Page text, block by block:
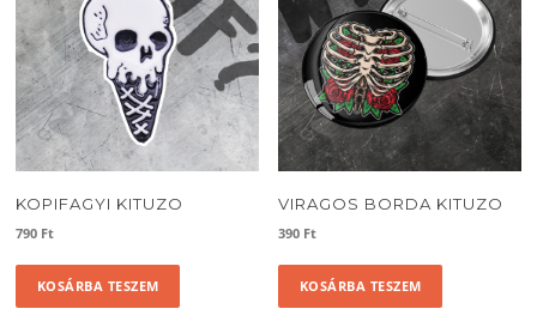
KOPIFAGYI KITUZO
790 Ft
KOSÁRBA TESZEM
VIRAGOS BORDA KITUZO
390 Ft
KOSÁRBA TESZEM